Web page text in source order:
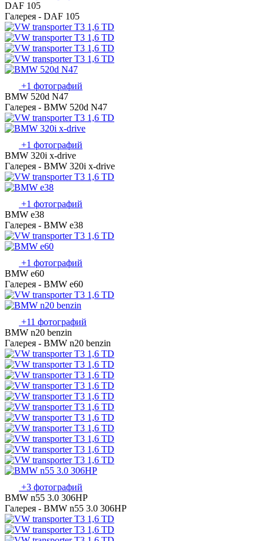
DAF 105
Галерея - DAF 105
+1 фотографий
BMW 520d N47
Галерея - BMW 520d N47
+1 фотографий
BMW 320i x-drive
Галерея - BMW 320i x-drive
+1 фотографий
BMW e38
Галерея - BMW e38
+1 фотографий
BMW e60
Галерея - BMW e60
+11 фотографий
BMW n20 benzin
Галерея - BMW n20 benzin
+3 фотографий
BMW n55 3.0 306HP
Галерея - BMW n55 3.0 306HP